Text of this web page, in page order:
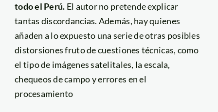
todo el Perú. El autor no pretende explicar
tantas discordancias. Además, hay quienes
añaden a lo expuesto una serie de otras posibles
distorsiones fruto de cuestiones técnicas, como
el tipo de imágenes satelitales, la escala,
chequeos de campo y errores en el
procesamiento